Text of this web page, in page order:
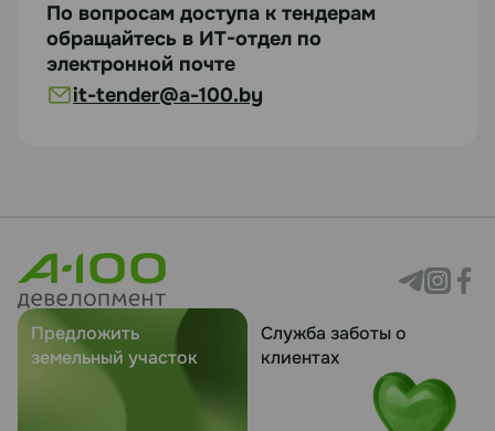
По вопросам доступа к тендерам
обращайтесь в ИТ-отдел по
электронной почте
it-tender@a-100.by
Предложить
земельный участок
Служба заботы о
клиентах